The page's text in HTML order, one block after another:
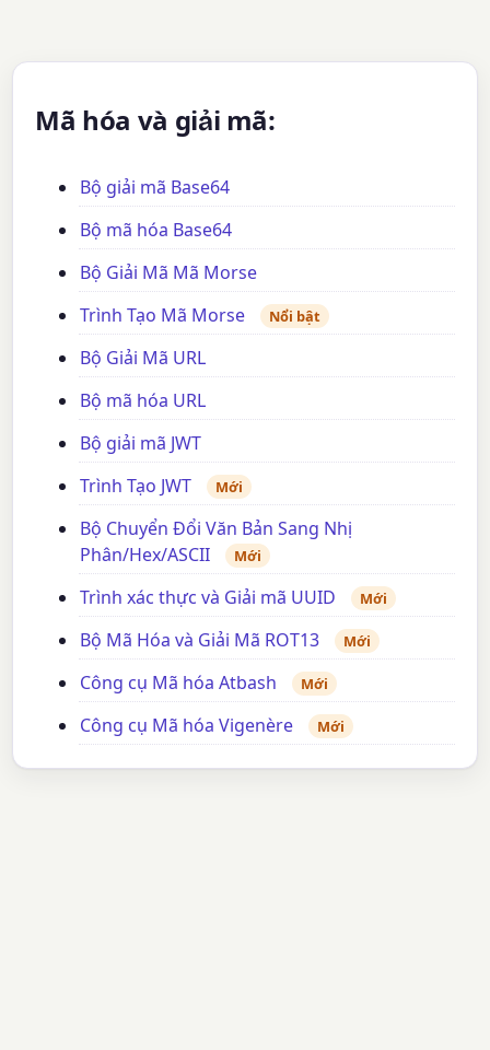
Mã hóa và giải mã:
Bộ giải mã Base64
Bộ mã hóa Base64
Bộ Giải Mã Mã Morse
Trình Tạo Mã Morse
Nổi bật
Bộ Giải Mã URL
Bộ mã hóa URL
Bộ giải mã JWT
Trình Tạo JWT
Mới
Bộ Chuyển Đổi Văn Bản Sang Nhị
Phân/Hex/ASCII
Mới
Trình xác thực và Giải mã UUID Mới
Bộ Mã Hóa và Giải Mã ROT13 Mới
Công cụ Mã hóa Atbash Mới
Công cụ Mã hóa Vigenère Mới